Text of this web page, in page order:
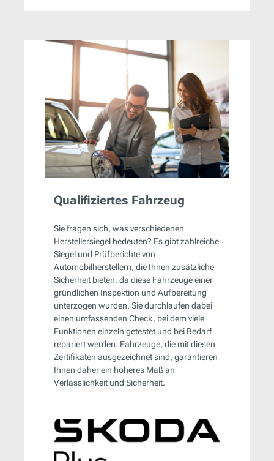
Qualifiziertes Fahrzeug
Sie fragen sich, was verschiedenen
Herstellersiegel bedeuten? Es gibt zahlreiche
Siegel und Prüfberichte von
Automobilherstellern, die Ihnen zusätzliche
Sicherheit bieten, da diese Fahrzeuge einer
gründlichen Inspektion und Aufbereitung
unterzogen wurden. Sie durchlaufen dabei
einen umfassenden Check, bei dem viele
Funktionen einzeln getestet und bei Bedarf
repariert werden. Fahrzeuge, die mit diesen
Zertifikaten ausgezeichnet sind, garantieren
Ihnen daher ein höheres Maß an
Verlässlichkeit und Sicherheit.